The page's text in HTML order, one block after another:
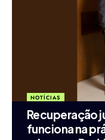
NOTÍCIAS
Recuperação
funciona na